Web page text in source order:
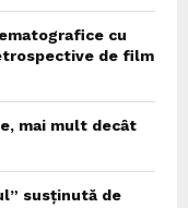
cu
de film
mai mult decât
susținută de